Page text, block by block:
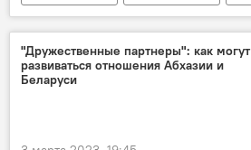
Общество
"Дружественные партнеры": как могут
развиваться отношения Абхазии и
Беларуси